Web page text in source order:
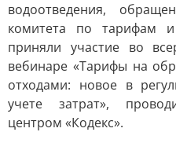
водоотведения,
комитета по тарифам
приняли участие во
вебинаре «Тарифы на
отходами: новое в
учете затрат»,
центром «Кодекс».